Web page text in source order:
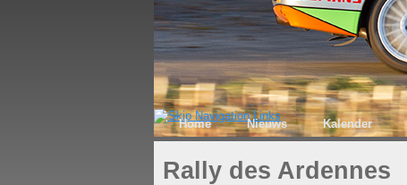
Home Nieuws Kalender
Rally des Ardennes